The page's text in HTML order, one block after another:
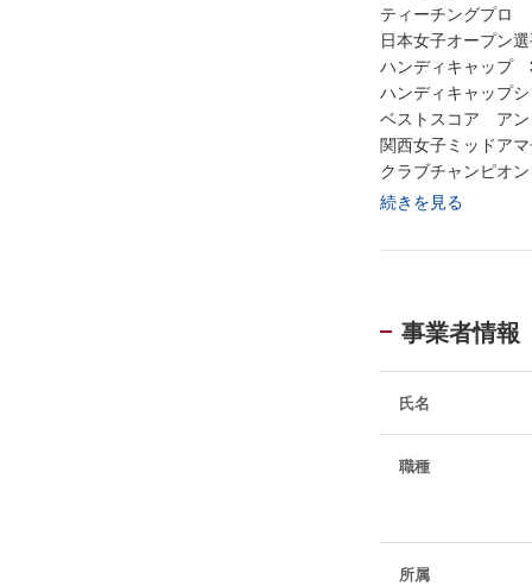
ティーチングプロ
日本女子オープン
ハンディキャッ
ハンディキャップ
ベストスコア アン
関西女子ミッドア
クラブチャンピオン
エージシュート
クラブ対抗 決勝進
滋賀県シニアゴル
滋賀県シニアゴル
ミズノ
ミズノゴルフスク
続きを見る
事業者情報
氏名
職種
所属